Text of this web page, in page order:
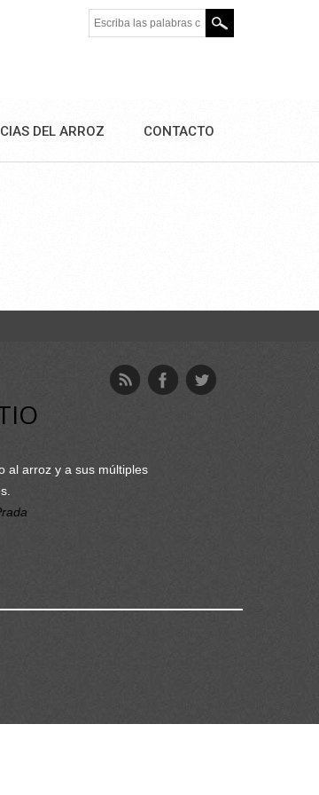
Escriba las palabras clave.
DEL ARROZ CONTACTO
al arroz y a sus múltiples